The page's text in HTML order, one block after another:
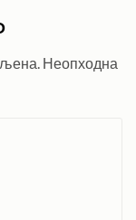
Неопходна